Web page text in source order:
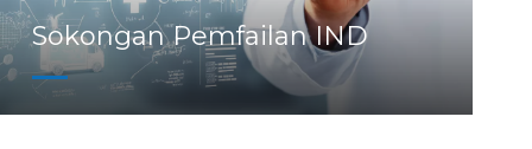
Sokongan Pemfailan IND